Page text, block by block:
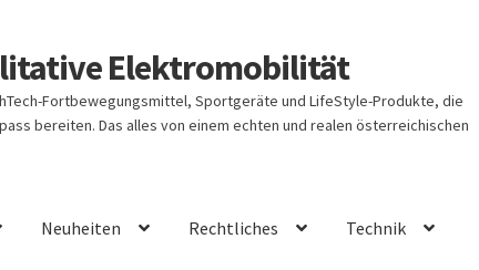
Elektromobilität
Fortbewegungsmittel, Sportgeräte und LifeStyle-Produkte, die
bereiten. Das alles von einem echten und realen österreichischen
Neuheiten Rechtliches Technik